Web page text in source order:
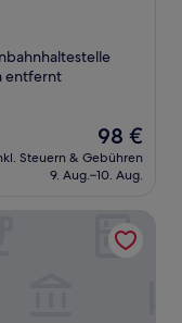
entfernt
Der
Preis
beträgt
98 €
Steuern & Gebühren
9. Aug.–10. Aug.